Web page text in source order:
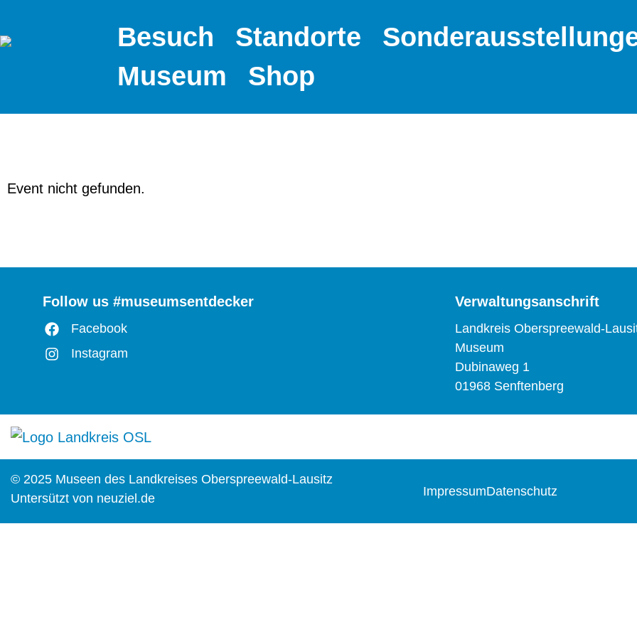
Besuch Standorte
Museum
Shop
Event nicht gefunden.
Follow us #museumsentdecker
Facebook
Instagram
Verwaltungsanschrift
Landkreis Oberspreewald-
Museum
Dubinaweg 1
01968 Senftenberg
© 2025 Museen des Landkreises Oberspreewald-Lausitz
Untersützt von neuziel.de
ImpressumDatenschutz